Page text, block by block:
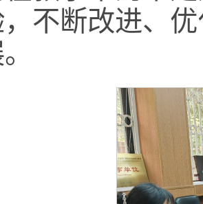
不断改进、